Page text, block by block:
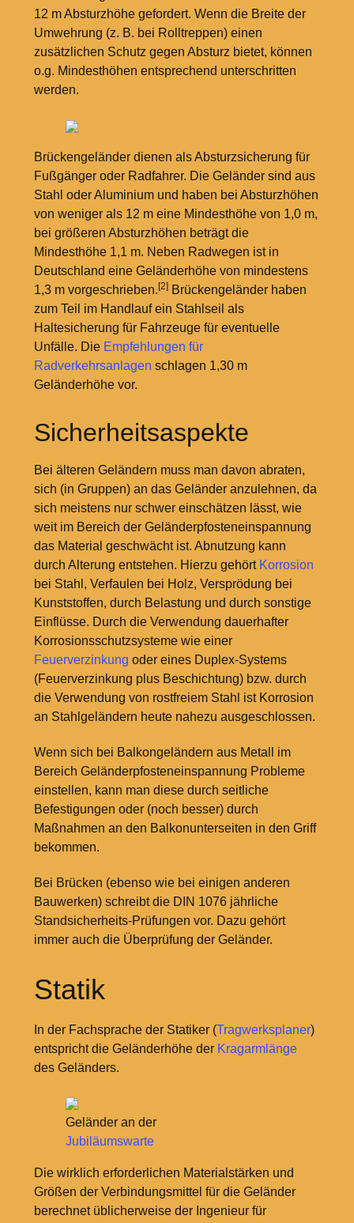
12 m Absturzhöhe gefordert. Wenn die Breite der
Umwehrung (z. B. bei Rolltreppen) einen
zusätzlichen Schutz gegen Absturz bietet, können
o.g. Mindesthöhen entsprechend unterschritten
werden.
Brückengeländer dienen als Absturzsicherung für
Fußgänger oder Radfahrer. Die Geländer sind aus
Stahl oder Aluminium und haben bei Absturzhöhen
von weniger als 12 m eine Mindesthöhe von 1,0 m,
bei größeren Absturzhöhen beträgt die
Mindesthöhe 1,1 m. Neben Radwegen ist in
Deutschland eine Geländerhöhe von mindestens
1,3 m vorgeschrieben. [2]Brückengeländer haben
zum Teil im Handlauf ein Stahlseil als
Haltesicherung für Fahrzeuge für eventuelle
Unfälle. Die Empfehlungen für
Radverkehrsanlagen schlagen 1,30 m
Geländerhöhe vor.
Sicherheitsaspekte
Bei älteren Geländern muss man davon abraten,
sich (in Gruppen) an das Geländer anzulehnen, da
sich meistens nur schwer einschätzen lässt, wie
weit im Bereich der Geländerpfosteneinspannung
das Material geschwächt ist. Abnutzung kann
durch Alterung entstehen. Hierzu gehört Korrosion
bei Stahl, Verfaulen bei Holz, Versprödung bei
Kunststoffen, durch Belastung und durch sonstige
Einflüsse. Durch die Verwendung dauerhafter
Korrosionsschutzsysteme wie einer
Feuerverzinkung oder eines Duplex-Systems
(Feuerverzinkung plus Beschichtung) bzw. durch
die Verwendung von rostfreiem Stahl ist Korrosion
an Stahlgeländern heute nahezu ausgeschlossen.
Wenn sich bei Balkongeländern aus Metall im
Bereich Geländerpfosteneinspannung Probleme
einstellen, kann man diese durch seitliche
Befestigungen oder (noch besser) durch
Maßnahmen an den Balkonunterseiten in den Griff
bekommen.
Bei Brücken (ebenso wie bei einigen anderen
Bauwerken) schreibt die DIN 1076 jährliche
Standsicherheits-Prüfungen vor. Dazu gehört
immer auch die Überprüfung der Geländer.
Statik
In der Fachsprache der Statiker (Tragwerksplaner)
entspricht die Geländerhöhe der Kragarmlänge
des Geländers.
Geländer an der
Jubiläumswarte
Die wirklich erforderlichen Materialstärken und
Größen der Verbindungsmittel für die Geländer
berechnet üblicherweise der Ingenieur für